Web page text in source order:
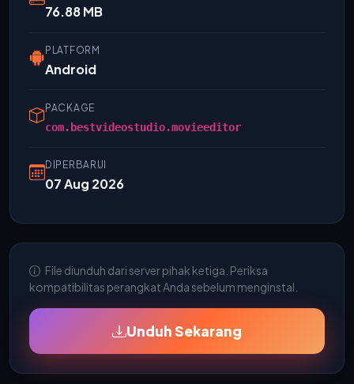
76.88 MB
PLATFORM
Android
PACKAGE
com.bestvideostudio.movieeditor
DIPERBARUI
07 Aug 2026
File diunduh dari server pihak ketiga. Periksa
kompatibilitas perangkat Anda sebelum menginstal.
Unduh Sekarang